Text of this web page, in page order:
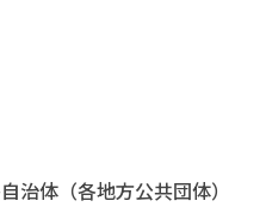
治体（各地方公共団体）